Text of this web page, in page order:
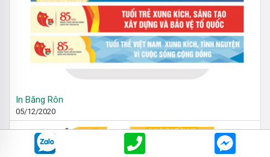
In Băng Rôn
05/12/2020